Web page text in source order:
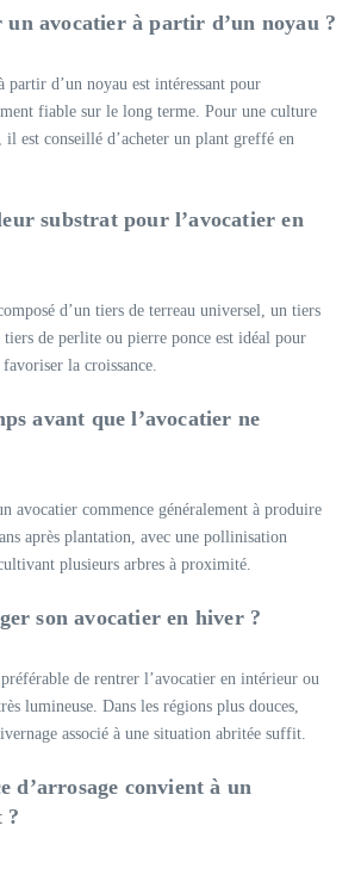
avocatier à partir d’un noyau ?
d’un noyau est intéressant pour
fiable sur le long terme. Pour une culture
est conseillé d’acheter un plant greffé en
substrat pour l’avocatier en
d’un tiers de terreau universel, un tiers
tiers de perlite ou pierre ponce est idéal pour
la croissance.
avant que l’avocatier ne
avocatier commence généralement à produire
après plantation, avec une pollinisation
plusieurs arbres à proximité.
son avocatier en hiver ?
de rentrer l’avocatier en intérieur ou
lumineuse. Dans les régions plus douces,
associé à une situation abritée suffit.
d’arrosage convient à un
?